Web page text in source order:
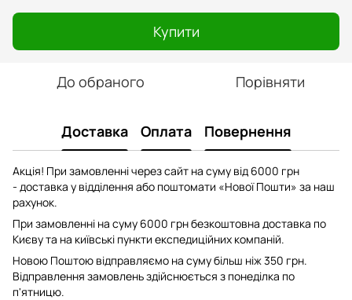
Купити
До обраного Порівняти
Доставка Оплата Повернення
Акція! При замовленні через сайт на суму від 6000 грн
- доставка у відділення або поштомати «Нової Пошти» за наш
рахунок.
При замовленні на суму 6000 грн безкоштовна доставка по
Києву та на київські пункти експедиційних компаній.
Новою Поштою відправляємо на суму більш ніж 350 грн.
Відправлення замовлень здійснюється з понеділка по
п'ятницю.